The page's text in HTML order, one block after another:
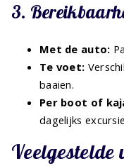
3.
Met de auto:
Te voet:
baaien.
Per boot of
dagelijks
Veelgestelde